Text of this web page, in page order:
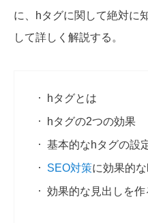
に、hタグに関して絶対に
して詳しく解説する。
hタグとは
hタグの2つの効果
基本的なhタグの設
SEO対策に効果的
効果的な見出しを作